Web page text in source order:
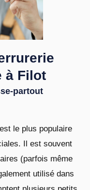
à Filot
partout
le plus populaire
Il est souvent
(parfois même
utilisé dans